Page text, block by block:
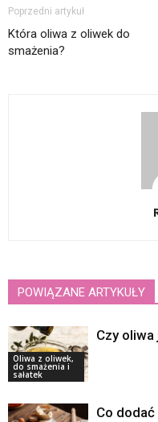
Poprzedni artykuł
Która oliwa z oliwek do
smażenia?
POWIĄZANE ARTYKUŁY
Oliwa z oliwek,
do smażenia i
sałatek
Czy
Co